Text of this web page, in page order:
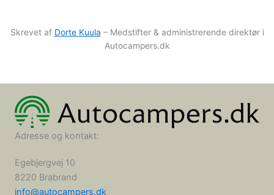
Skrevet af Dorte Kuula – Medstifter & administrerende direktør i
Autocampers.dk
Adresse og kontakt:
Egebjergvej 10
8220 Brabrand
info@autocampers.dk